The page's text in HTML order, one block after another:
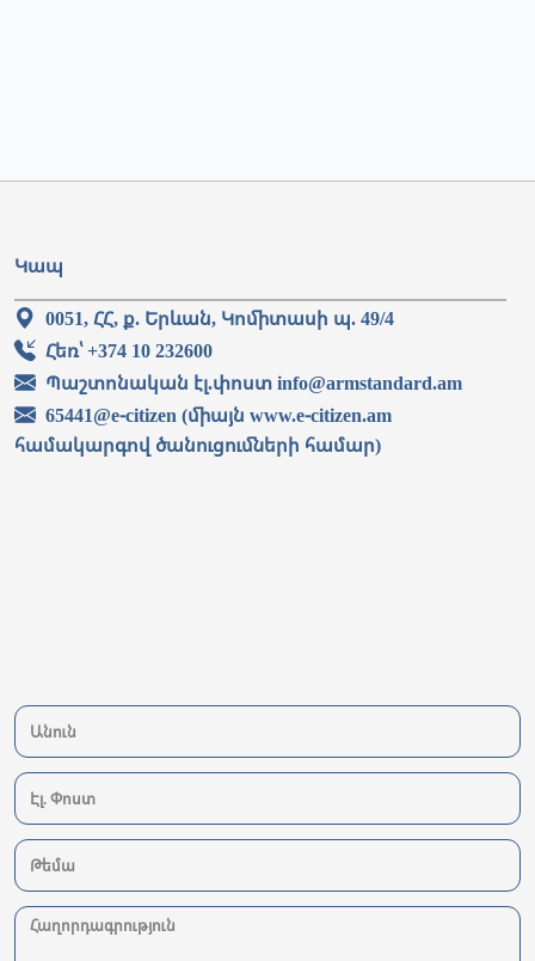
Կապ
0051, ՀՀ, ք. Երևան, Կոմիտասի պ. 49/4
Հեռ՝ +374 10 232600
Պաշտոնական էլ.փոստ info@armstandard.am
65441@e-citizen (միայն www.e-citizen.am
համակարգով ծանուցումների համար)